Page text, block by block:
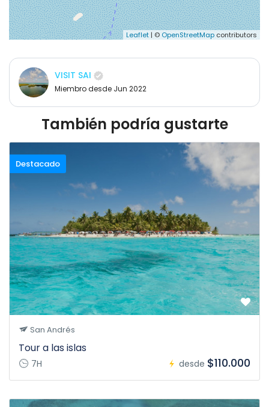
Leaflet | © OpenStreetMapcontributors
VISIT SAI
Miembro desde Jun 2022
También podría gustarte
Destacado
San Andrés
Tour a las islas
7H desde $110.000